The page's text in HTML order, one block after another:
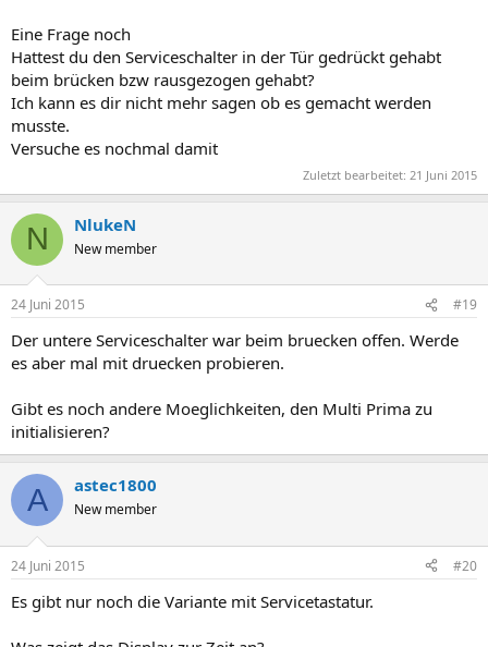
Eine Frage noch
Hattest du den Serviceschalter in der Tür gedrückt gehabt
beim brücken bzw rausgezogen gehabt?
Ich kann es dir nicht mehr sagen ob es gemacht werden
musste.
Versuche es nochmal damit
Zuletzt bearbeitet: 21 Juni 2015
N NlukeN
New member
24 Juni 2015 #19
Der untere Serviceschalter war beim bruecken offen. Werde
es aber mal mit druecken probieren.
Gibt es noch andere Moeglichkeiten, den Multi Prima zu
initialisieren?
A astec1800
New member
24 Juni 2015 #20
Es gibt nur noch die Variante mit Servicetastatur.